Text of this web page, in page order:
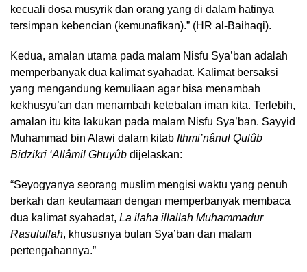
kecuali dosa musyrik dan orang yang di dalam hatinya
tersimpan kebencian (kemunafikan).” (HR al-Baihaqi).
Kedua, amalan utama pada malam Nisfu Sya’ban adalah
memperbanyak dua kalimat syahadat. Kalimat bersaksi
yang mengandung kemuliaan agar bisa menambah
kekhusyu’an dan menambah ketebalan iman kita. Terlebih,
amalan itu kita lakukan pada malam Nisfu Sya’ban. Sayyid
Muhammad bin Alawi dalam kitab Ithmi’nânul Qulûb
Bidzikri ‘Allâmil Ghuyûb dijelaskan:
“Seyogyanya seorang muslim mengisi waktu yang penuh
berkah dan keutamaan dengan memperbanyak membaca
dua kalimat syahadat, La ilaha illallah Muhammadur
Rasulullah, khususnya bulan Sya’ban dan malam
pertengahannya.”